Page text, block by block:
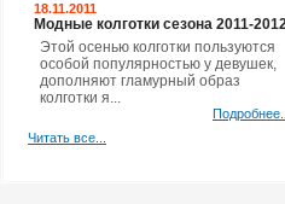
18.11.2011
Модные колготки сезона 2011-
Этой осенью колготки пользуются
особой популярностью у девушек,
дополняют гламурный образ
колготки я...
Подробнее...
Читать все...